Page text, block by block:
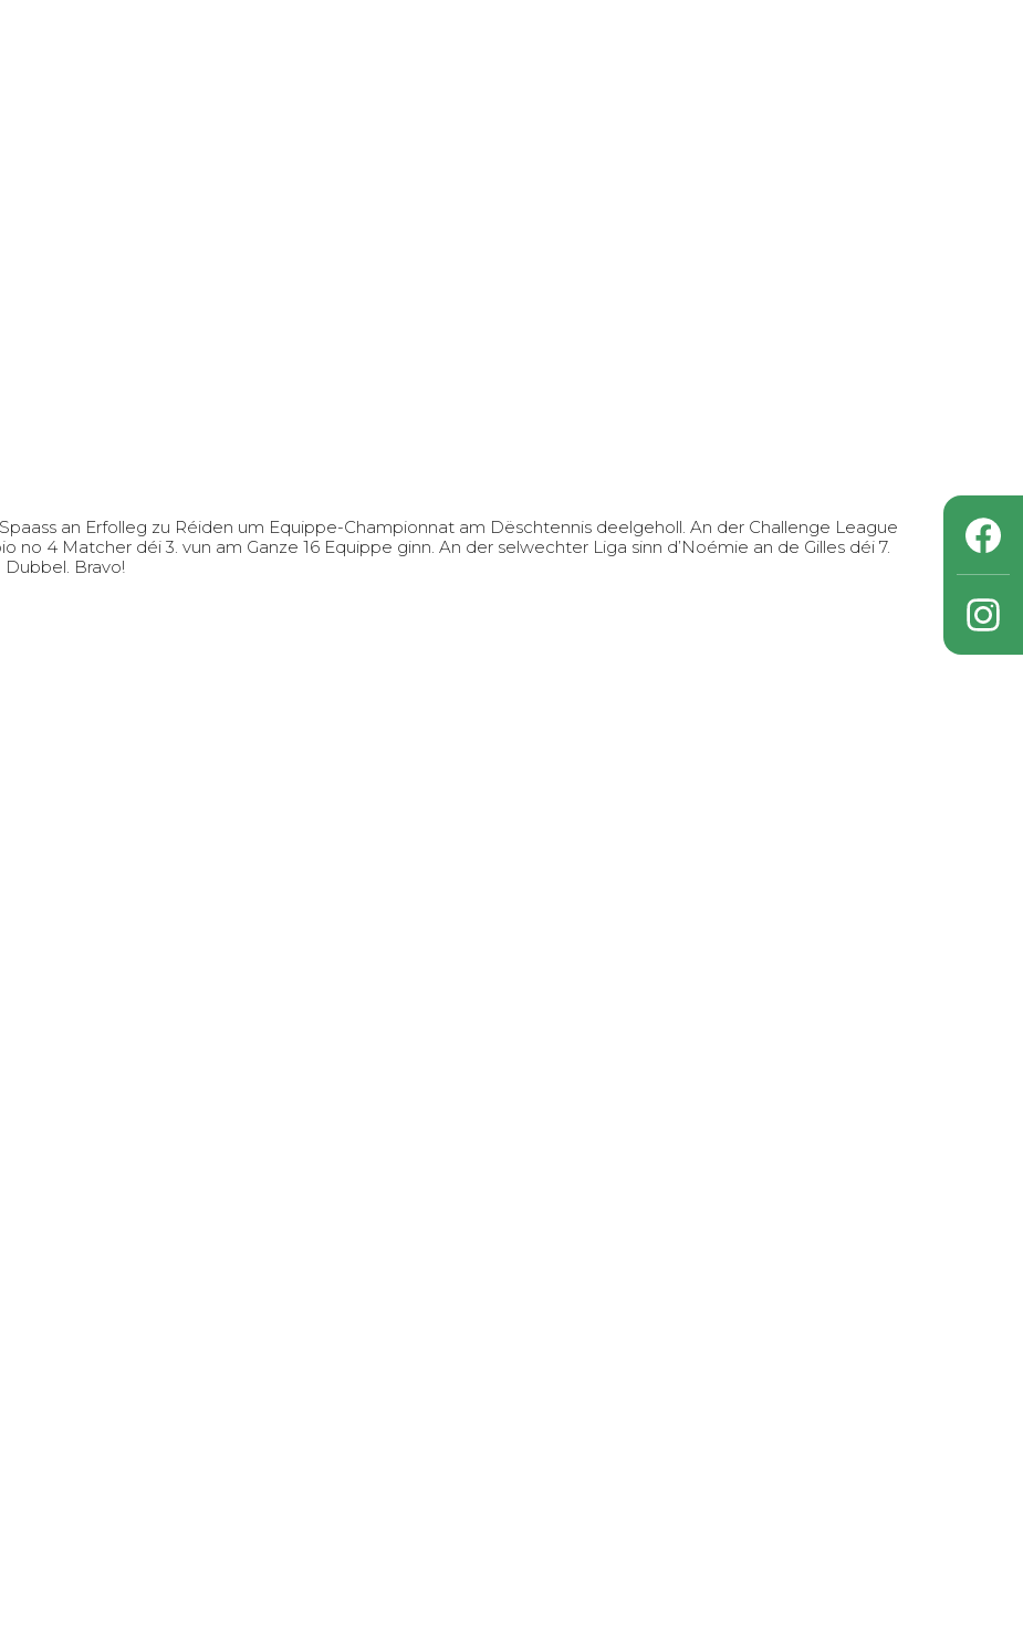
an Erfolleg zu Réiden um Equippe-Championnat am Dëschtennis deelgeholl. An der Challenge League
no 4 Matcher déi 3. vun am Ganze 16 Equippe ginn. An der selwechter Liga sinn d’Noémie an de Gilles déi 7.
Dubbel. Bravo!